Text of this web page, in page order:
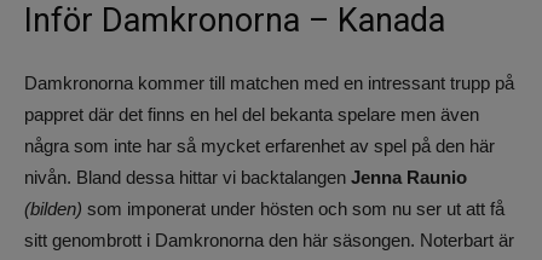
Inför Damkronorna – Kanada
Damkronorna kommer till matchen med en intressant trupp på
pappret där det finns en hel del bekanta spelare men även
några som inte har så mycket erfarenhet av spel på den här
nivån. Bland dessa hittar vi backtalangen Jenna Raunio
(bilden) som imponerat under hösten och som nu ser ut att få
sitt genombrott i Damkronorna den här säsongen. Noterbart är